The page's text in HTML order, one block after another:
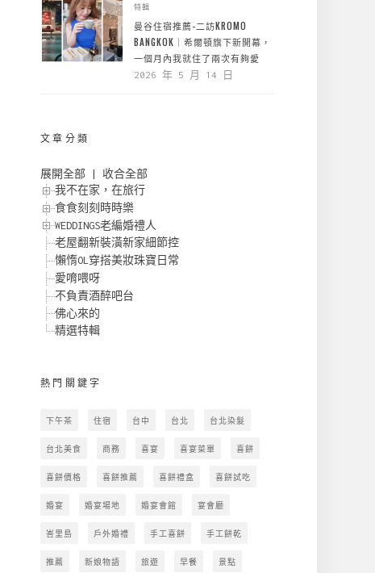
特輯
曼谷住宿推薦-二訪KROMO
BANGKOK｜希爾頓旗下新開幕，
一個月內我就住了兩次有夠愛
2026 年 5 月 14 日
文章分類
展開全部
收合全部
我不在家，在旅行
食食刻刻時時樂
WEDDINGS老編婚禮人
老屋翻新裝潢新家細節控
懶惰OL穿搭美妝珠寶日常
愛唷喂呀
不負責酒醉吧台
佛心來的
精選特輯
熱門關鍵字
下午茶 住宿 台中 台北 台北染髮
台北美食 商務 喜宴 喜宴菜單 喜餅
喜餅價格 喜餅推薦 喜餅禮盒 喜餅試吃
婚宴 婚宴場地 婚宴會館 宴會廳
峇里島 戶外婚禮 手工喜餅 手工餅乾
推薦 新娘物語 旅遊 早餐 景點